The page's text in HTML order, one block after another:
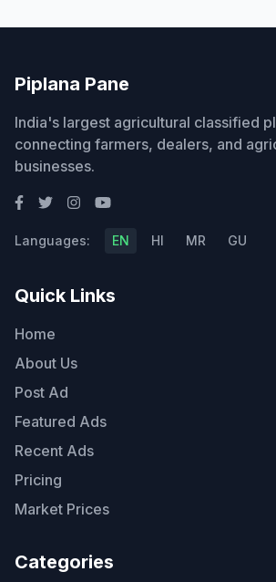
Piplana Pane
India's largest agricultural classified
connecting farmers, dealers, and
businesses.
Languages: EN HI MR GU
Quick Links
Home
About Us
Post Ad
Featured Ads
Recent Ads
Pricing
Market Prices
Categories